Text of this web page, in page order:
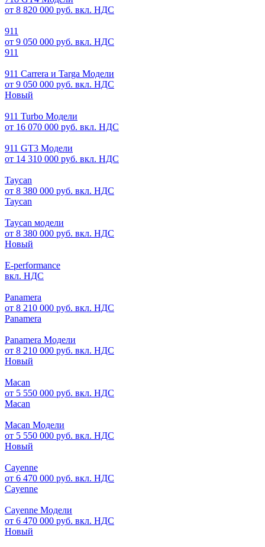
от 8 820 000 руб. вкл. НДС
911
от 9 050 000 руб. вкл. НДС
911
911 Carrera и Targa Модели
от 9 050 000 руб. вкл. НДС
Новый
911 Turbo Модели
от 16 070 000 руб. вкл. НДС
911 GT3 Модели
от 14 310 000 руб. вкл. НДС
Taycan
от 8 380 000 руб. вкл. НДС
Taycan
Taycan модели
от 8 380 000 руб. вкл. НДС
Новый
E-performance
вкл. НДС
Panamera
от 8 210 000 руб. вкл. НДС
Panamera
Panamera Модели
от 8 210 000 руб. вкл. НДС
Новый
Macan
от 5 550 000 руб. вкл. НДС
Macan
Macan Модели
от 5 550 000 руб. вкл. НДС
Новый
Cayenne
от 6 470 000 руб. вкл. НДС
Cayenne
Cayenne Модели
от 6 470 000 руб. вкл. НДС
Новый